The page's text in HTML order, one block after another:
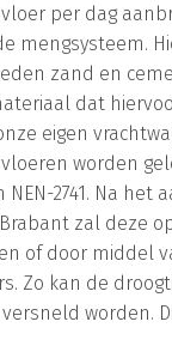
per dag
mengsysteem.
zand en
dat
eigen
worden
2741. Na het
zal deze
of door middel
Zo kan de
worden.